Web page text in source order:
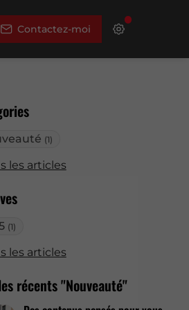
Contactez-moi
(1)
les articles
(1)
les articles
récents "Nouveauté"